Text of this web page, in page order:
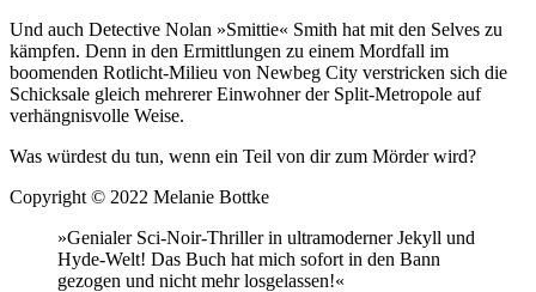
Und auch Detective Nolan »Smittie« Smith hat mit den Selves zu
kämpfen. Denn in den Ermittlungen zu einem Mordfall im
boomenden Rotlicht-Milieu von Newbeg City verstricken sich die
Schicksale gleich mehrerer Einwohner der Split-Metropole auf
verhängnisvolle Weise.
Was würdest du tun, wenn ein Teil von dir zum Mörder wird?
Copyright © 2022 Melanie Bottke
»Genialer Sci-Noir-Thriller in ultramoderner Jekyll und
Hyde-Welt! Das Buch hat mich sofort in den Bann
gezogen und nicht mehr losgelassen!«